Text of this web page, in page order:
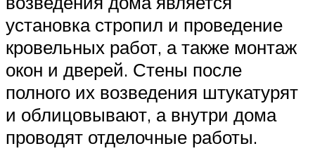
установка стропил и проведение
кровельных работ, а также монтаж
окон и дверей. Стены после
полного их возведения штукатурят
и облицовывают, а внутри дома
проводят отделочные работы.